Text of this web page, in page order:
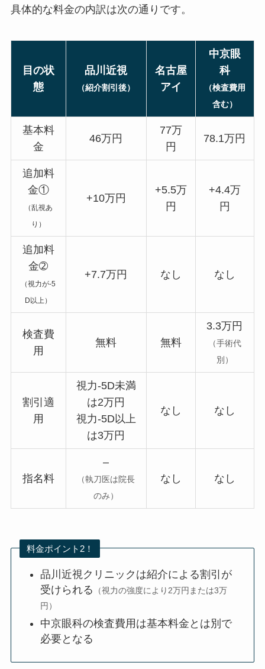
具体的な料金の内訳は次の通りです。
目の状
態
品川近視
（紹介割引後）
名古屋
アイ
中京眼
科
（検査費用
含む）
基本料
金
46万円
77万
円
78.1万円
追加料
金①
（乱視あ
り ）
+10万円
+5.5万
円
+4.4万
円
追加料
金➁
（視力が-5
D以上）
+7.7万円 なし なし
検査費
用
無料 無料
3.3万円
（手術代
別）
割引適
用
視力-5D未満
は2万円
視力-5D以上
は3万円
なし なし
指名料
–
（執刀医は院長
のみ）
なし なし
料金ポイント2！
品川近視クリニックは紹介による割引が
受けられる
（視力の強度により2万円または3万
円）
中京眼科の検査費用は基本料金とは別で
必要となる